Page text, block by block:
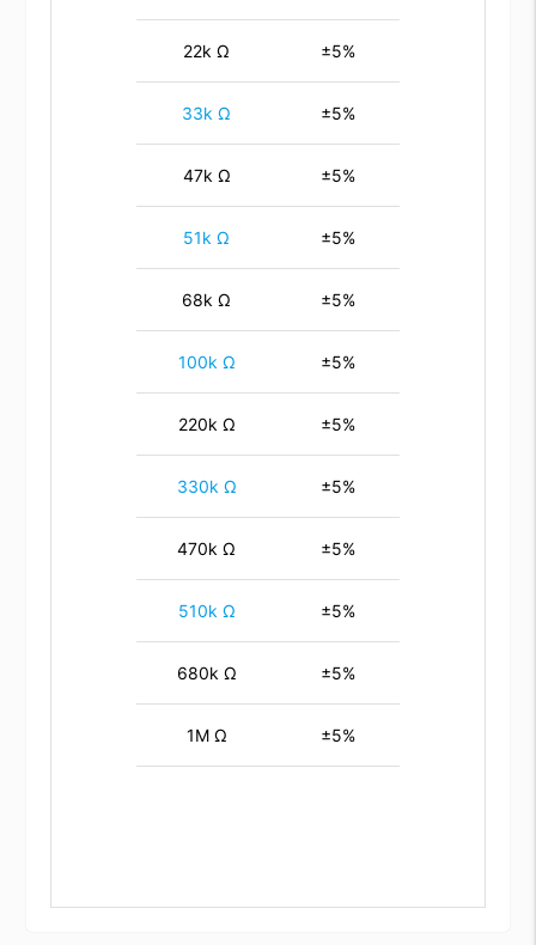
22k Ω ±5%
33k Ω ±5%
47k Ω ±5%
51k Ω ±5%
68k Ω ±5%
100k Ω ±5%
220k Ω ±5%
330k Ω ±5%
470k Ω ±5%
510k Ω ±5%
680k Ω ±5%
1M Ω ±5%